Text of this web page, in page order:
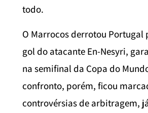
todo.
O Marrocos derrotou Portugal
gol do atacante En-Nesyri,
na semifinal da Copa do
confronto, porém, ficou
controvérsias de arbitragem,